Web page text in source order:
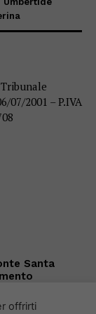
07/2001 – P.IVA
Santa
offrirti